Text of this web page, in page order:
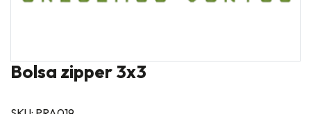
Bolsa zipper 3x3